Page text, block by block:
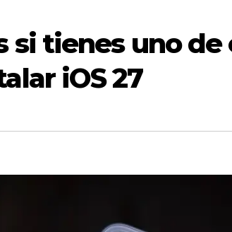
si tienes uno de
iOS 27